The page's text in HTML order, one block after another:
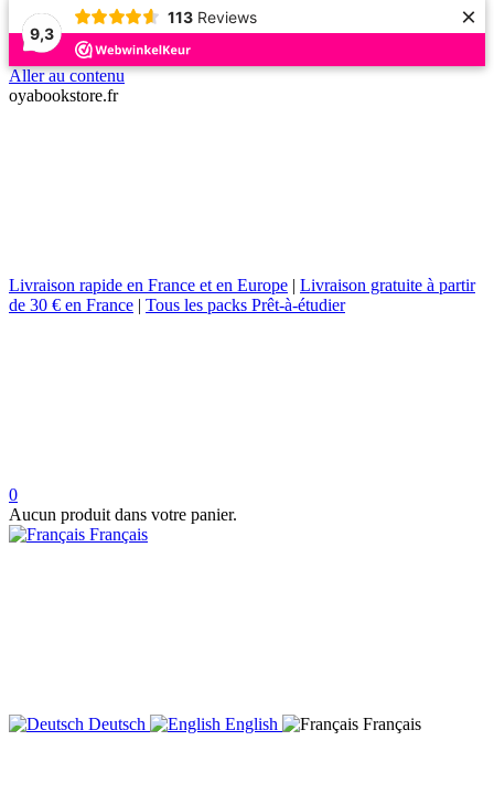
9,3
113 Reviews ×
Aller au contenu
oyabookstore.fr
Livraison rapide en France et en Europe | Livraison gratuite à partir
de 30 € en France | Tous les packs Prêt-à-étudier
0
Aucun produit dans votre panier.
Français
Deutsch English Français